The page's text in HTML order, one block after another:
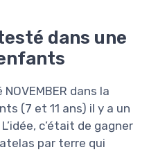
dans une
dans la
(7 et 11 ans) il y a un
c’était de gagner
par terre qui